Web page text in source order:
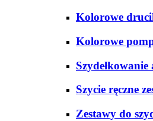
Kolorowe
Kolorowe
Szycie ręczne
Zestawy do